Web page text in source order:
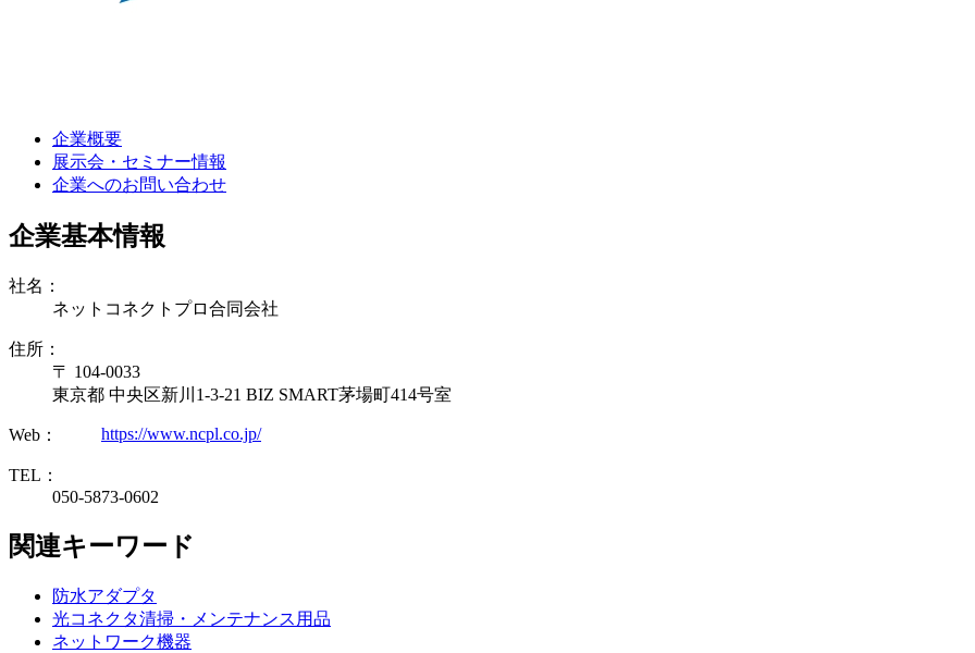
企業概要
展示会・セミナー情報
企業へのお問い合わせ
企業基本情報
社名：
ネットコネクトプロ合同会社
住所：
〒 104-0033
東京都 中央区新川1-3-21 BIZ SMART茅場町414号室
Web： https://www.ncpl.co.jp/
TEL：
050-5873-0602
関連キーワード
防水アダプタ
光コネクタ清掃・メンテナンス用品
ネットワーク機器